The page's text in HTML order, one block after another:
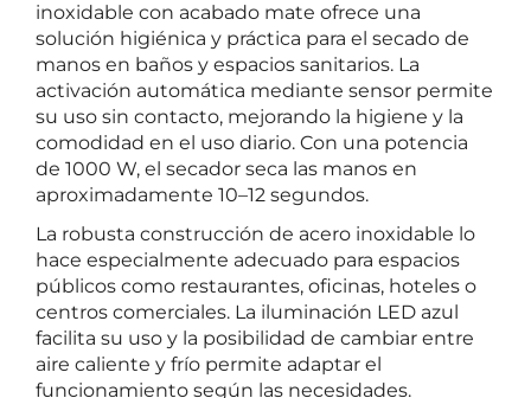
inoxidable con acabado mate ofrece una
solución higiénica y práctica para el secado de
manos en baños y espacios sanitarios. La
activación automática mediante sensor permite
su uso sin contacto, mejorando la higiene y la
comodidad en el uso diario. Con una potencia
de 1000 W, el secador seca las manos en
aproximadamente 10–12 segundos.
La robusta construcción de acero inoxidable lo
hace especialmente adecuado para espacios
públicos como restaurantes, oficinas, hoteles o
centros comerciales. La iluminación LED azul
facilita su uso y la posibilidad de cambiar entre
aire caliente y frío permite adaptar el
funcionamiento según las necesidades.